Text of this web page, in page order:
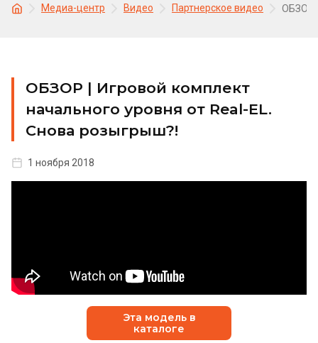
Медиа-центр Видео Партнерское видео ОБЗОР |
ОБЗОР | Игровой комплект
начального уровня от Real-EL.
Снова розыгрыш?!
1 ноября 2018
Эта модель в
каталоге